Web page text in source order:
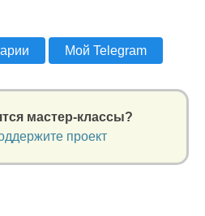
Мой Telegram
мастер-классы?
проект